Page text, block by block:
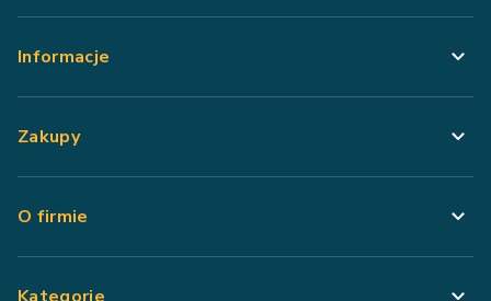
Informacje
Zakupy
O firmie